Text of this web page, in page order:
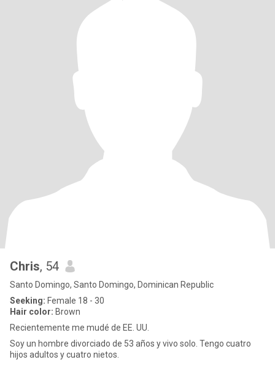
Chris, 54
Santo Domingo, Santo Domingo, Dominican Republic
Seeking: Female 18 - 30
Hair color: Brown
Recientemente me mudé de EE. UU.
Soy un hombre divorciado de 53 años y vivo solo. Tengo cuatro
hijos adultos y cuatro nietos.